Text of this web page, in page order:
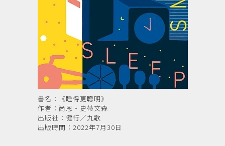
書名：《睡得更聰明》
作者：尚恩・史蒂文森
出版社：健行／九歌
出版時間：2022年7月30日